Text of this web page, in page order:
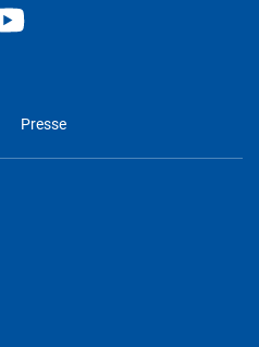
Presse